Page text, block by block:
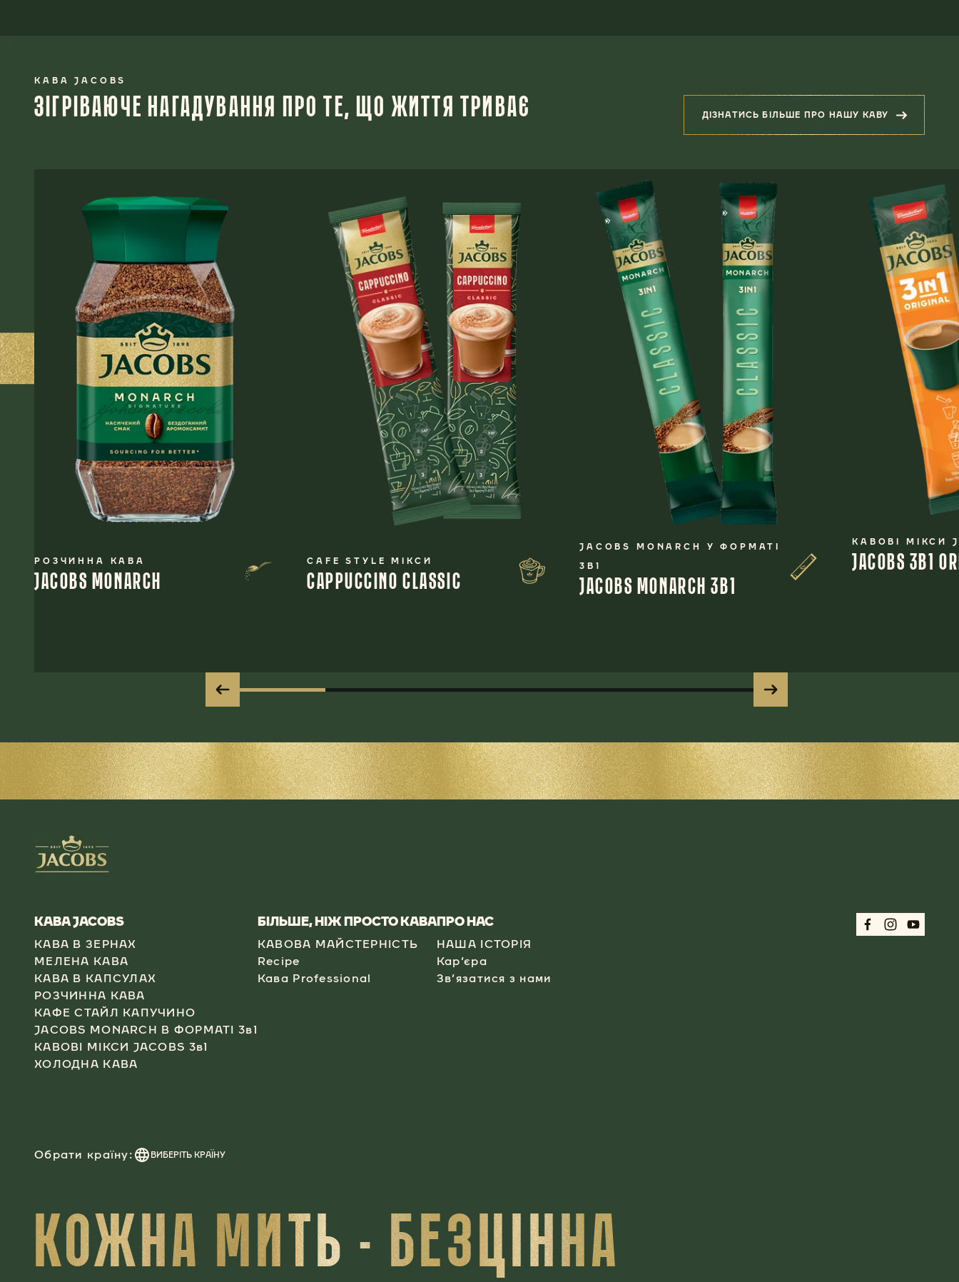
КАВА JACOBS
ЗІГРІВАЮЧЕ НАГАДУВАННЯ ПРО ТЕ, ЩО ЖИТТЯ ТРИВАЄ ДІЗНАТИСЬ БІЛЬШЕ ПРО НАШУ КАВУ
(ЗІГРІВАЮЧЕ
РОЗЧИННА КАВА
JACOBS MONARCH
CAFE STYLE МІКСИ
CAPPUCCINO CLASSIC
JACOBS MONARCH У ФОРМАТІ
3В1
JACOBS MONARCH 3В1
КАВОВІ МІКСИ
JACOBS 3В1
КАВА JACOBS​
КАВА В ЗЕРНАХ
МЕЛЕНА КАВА
КАВА В КАПСУЛАХ​
РОЗЧИННА КАВА​
КАФЕ СТАЙЛ КАПУЧИНО​
JACOBS MONARCH В ФОРМАТІ 3в1​
КАВОВІ МІКСИ JACOBS 3в1
ХОЛОДНА КАВА​
БІЛЬШЕ, НІЖ ПРОСТО КАВА
КАВОВА МАЙСТЕРНІСТЬ
Recipe
Кава Professional​
​ПРО НАС
НАША ІСТОРІЯ
Кар’єра
Зв’язатися з нами
Обрати країну: ВИБЕРІТЬ КРАЇНУ
КОЖНА МИТЬ - БЕЗЦІННА